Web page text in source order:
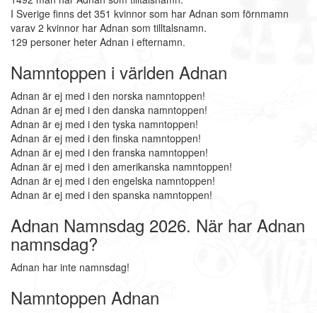
I Sverige finns det 351 kvinnor som har Adnan som förnmamn
varav 2 kvinnor har Adnan som tilltalsnamn.
129 personer heter Adnan i efternamn.
Namntoppen i världen Adnan
Adnan är ej med i den norska namntoppen!
Adnan är ej med i den danska namntoppen!
Adnan är ej med i den tyska namntoppen!
Adnan är ej med i den finska namntoppen!
Adnan är ej med i den franska namntoppen!
Adnan är ej med i den amerikanska namntoppen!
Adnan är ej med i den engelska namntoppen!
Adnan är ej med i den spanska namntoppen!
Adnan Namnsdag 2026. När har Adnan
namnsdag?
Adnan har inte namnsdag!
Namntoppen Adnan